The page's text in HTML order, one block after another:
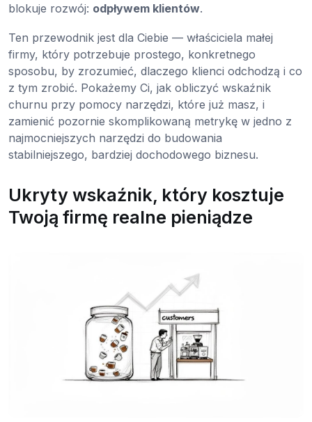
blokuje rozwój: odpływem klientów.
Ten przewodnik jest dla Ciebie — właściciela małej
firmy, który potrzebuje prostego, konkretnego
sposobu, by zrozumieć, dlaczego klienci odchodzą i co
z tym zrobić. Pokażemy Ci, jak obliczyć wskaźnik
churnu przy pomocy narzędzi, które już masz, i
zamienić pozornie skomplikowaną metrykę w jedno z
najmocniejszych narzędzi do budowania
stabilniejszego, bardziej dochodowego biznesu.
Ukryty wskaźnik, który kosztuje
Twoją firmę realne pieniądze